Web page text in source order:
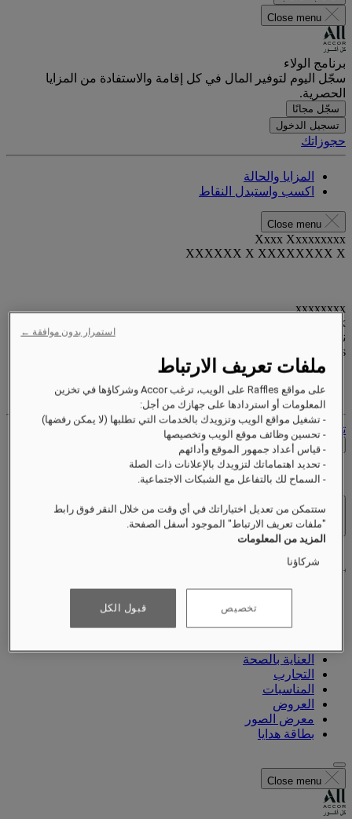
Close menu
برنامج الولاء
سجّل اليوم لتوفير المال في كل إقامة والاستفادة من المزايا
الحصرية.
سجّل مجانًا
تسجيل الدخول
حجوزاتك
المزايا والحالة
اكسب واستبدل النقاط
Close menu
Xxxx Xxxxxxxxx
XXXXXX X XXXXXXXX X
xxxxxxxx
xx/xx/xxxx
نقاط المكافآت
pts
حساب الولاء الخاص بك
حجوزاتك
تسجيل الخروج
التحقق من الأسعار
الفنادق والمنتجعات
فتح القائمة
الغرف والأجنحة
العناية بالصحة
التجارب
المناسبات
العروض
معرض الصور
بطاقة هدايا
Close menu
ملفات تعريف الارتباط
على مواقع Raffles على الويب، ترغب Accor وشركاؤها في تخزين
المعلومات أو استردادها على جهازك من أجل:
- تشغيل مواقع الويب وتزويدك بالخدمات التي تطلبها (لا يمكن رفضها)
- تحسين وظائف موقع الويب وتخصيصها
- قياس أعداد جمهور الموقع وأدائهم
- تحديد اهتماماتك لتزويدك بالإعلانات ذات الصلة
- السماح لك بالتفاعل مع الشبكات الاجتماعية.
ستتمكن من تعديل اختياراتك في أي وقت من خلال النقر فوق رابط
"ملفات تعريف الارتباط" الموجود أسفل الصفحة.
المزيد من المعلومات
شركاؤنا
تخصيص قبول الكل
استمرار بدون موافقة ←